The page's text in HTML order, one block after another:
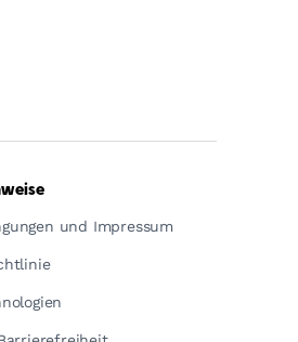
und Impressum